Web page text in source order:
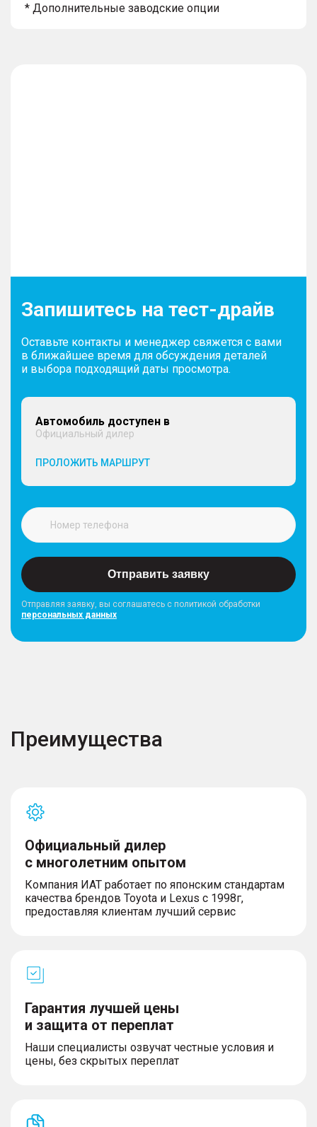
* Дополнительные заводские опции
Запишитесь на тест-драйв
Оставьте контакты и менеджер свяжется с вами
в ближайшее время для обсуждения деталей
и выбора подходящий даты просмотра.
Автомобиль доступен в
Официальный дилер
ПРОЛОЖИТЬ МАРШРУТ
Отправить заявку
Отправляя заявку, вы соглашатесь с политикой обработки
персональных данных
Преимущества
Официальный дилер
с многолетним опытом
Компания ИАТ работает по японским стандартам
качества брендов Toyota и Lexus с 1998г,
предоставляя клиентам лучший сервис
Гарантия лучшей цены
и защита от переплат
Наши специалисты озвучат честные условия и
цены, без скрытых переплат